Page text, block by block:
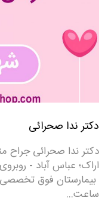
دکتر ندا صحرائی
دکتر ندا صحرائی جراح
اراک؛ عباس آباد -
ساعت…